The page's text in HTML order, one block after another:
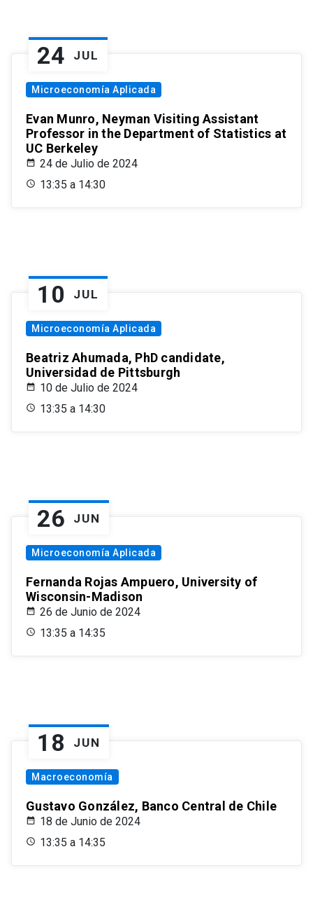
24 JUL
Microeconomía Aplicada
Evan Munro, Neyman Visiting Assistant
Professor in the Department of Statistics at
UC Berkeley
24 de Julio de 2024
13:35 a 14:30
10 JUL
Microeconomía Aplicada
Beatriz Ahumada, PhD candidate,
Universidad de Pittsburgh
10 de Julio de 2024
13:35 a 14:30
26 JUN
Microeconomía Aplicada
Fernanda Rojas Ampuero, University of
Wisconsin-Madison
26 de Junio de 2024
13:35 a 14:35
18 JUN
Macroeconomía
Gustavo González, Banco Central de Chile
18 de Junio de 2024
13:35 a 14:35